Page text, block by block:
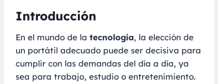
Introducción
En el mundo de la tecnología, la elección de
un portátil adecuado puede ser decisiva para
cumplir con las demandas del día a día, ya
sea para trabajo, estudio o entretenimiento.